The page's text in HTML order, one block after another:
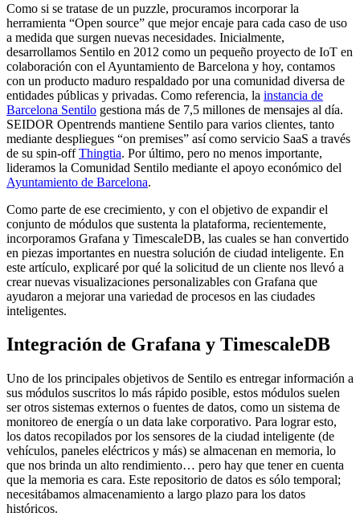
Como si se tratase de un puzzle, procuramos incorporar la
herramienta “Open source” que mejor encaje para cada caso de uso
a medida que surgen nuevas necesidades. Inicialmente,
desarrollamos Sentilo en 2012 como un pequeño proyecto de IoT en
colaboración con el Ayuntamiento de Barcelona y hoy, contamos
con un producto maduro respaldado por una comunidad diversa de
entidades públicas y privadas. Como referencia, la instancia de
Barcelona Sentilo gestiona más de 7,5 millones de mensajes al día.
SEIDOR Opentrends mantiene Sentilo para varios clientes, tanto
mediante despliegues “on premises” así como servicio SaaS a través
de su spin-offThingtia. Por último, pero no menos importante,
lideramos la Comunidad Sentilo mediante el apoyo económico del
Ayuntamiento de Barcelona.
Como parte de ese crecimiento, y con el objetivo de expandir el
conjunto de módulos que sustenta la plataforma, recientemente,
incorporamos Grafana y TimescaleDB, las cuales se han convertido
en piezas importantes en nuestra solución de ciudad inteligente. En
este artículo, explicaré por qué la solicitud de un cliente nos llevó a
crear nuevas visualizaciones personalizables con Grafana que
ayudaron a mejorar una variedad de procesos en las ciudades
inteligentes.
Integración de Grafana y TimescaleDB
Uno de los principales objetivos de Sentilo es entregar información a
sus módulos suscritos lo más rápido posible, estos módulos suelen
ser otros sistemas externos o fuentes de datos, como un sistema de
monitoreo de energía o un data lake corporativo. Para lograr esto,
los datos recopilados por los sensores de la ciudad inteligente (de
vehículos, paneles eléctricos y más) se almacenan en memoria, lo
que nos brinda un alto rendimiento… pero hay que tener en cuenta
que la memoria es cara. Este repositorio de datos es sólo temporal;
necesitábamos almacenamiento a largo plazo para los datos
históricos.